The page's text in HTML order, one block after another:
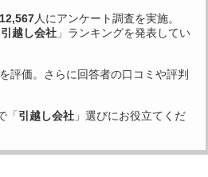
12,567人にアンケート調査を実施。
引越し会社 」ランキングを発表してい
を評価。さらに回答者の口コミや評判
「引越し会社 」選びにお役立てくだ